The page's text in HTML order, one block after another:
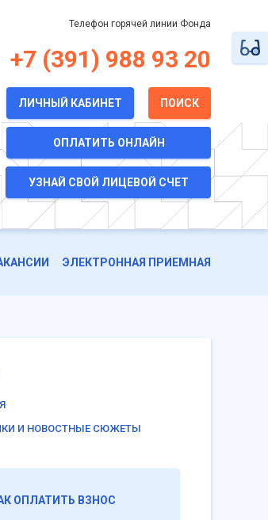
Телефон горячей линии Фонда
+7 (391) 988 93 20
ЛИЧНЫЙ КАБИНЕТ ПОИСК
ОПЛАТИТЬ ОНЛАЙН
УЗНАЙ СВОЙ ЛИЦЕВОЙ СЧЕТ
ЭЛЕКТРОННАЯ ПРИЕМНАЯ
И НОВОСТНЫЕ СЮЖЕТЫ
ОПЛАТИТЬ ВЗНОС